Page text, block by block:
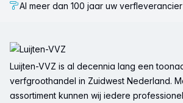
Al meer dan 100 jaar uw verfleverancier
Luijten-VVZ is al decennia lang een
verfgroothandel in Zuidwest Nederland.
assortiment kunnen wij iedere